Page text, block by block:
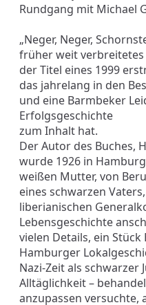
Rundgang mit Michael
„Neger, Neger,
früher weit
der Titel eines 1999
das jahrelang in den
und eine Barmbeker
Erfolgsgeschichte
zum Inhalt hat.
Der Autor des Buches,
wurde 1926 in
weißen Mutter, von
eines schwarzen
liberianischen
Lebensgeschichte
vielen Details, ein
Hamburger
Nazi-Zeit als schwarzer
Alltäglichkeit –
anzupassen versuchte,